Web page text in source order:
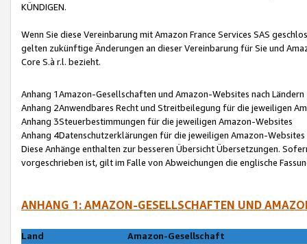
KÜNDIGEN.
Wenn Sie diese Vereinbarung mit Amazon France Services SAS
gelten zukünftige Änderungen an dieser Vereinbarung für Sie und
Core S.à r.l. bezieht.
Anhang 1Amazon-Gesellschaften und Amazon-Websites nach Ländern
Anhang 2Anwendbares Recht und Streitbeilegung für die jeweiligen
Anhang 3Steuerbestimmungen für die jeweiligen Amazon-Websites
Anhang 4Datenschutzerklärungen für die jeweiligen Amazon-Websites
Diese Anhänge enthalten zur besseren Übersicht Übersetzungen.
vorgeschrieben ist, gilt im Falle von Abweichungen die englische
ANHANG 1: AMAZON-GESELLSCHAFTEN UND
Land
Amazon-Gesellschaft